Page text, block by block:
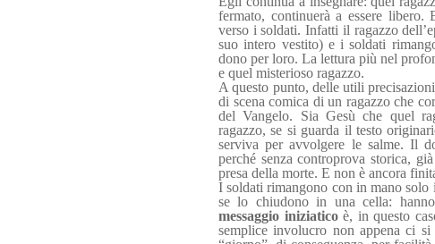
fermato, continuerà a essere
verso i soldati. Infatti il ragazzo
suo intero vestito) e i soldati
dono per loro. La lettura più nel
e quel misterioso ragazzo.
A questo punto, delle utili
di scena comica di un ragazzo che
del Vangelo. Sia Gesù che quel
ragazzo, se si guarda il testo
serviva per avvolgere le salme. Il
perché senza controprova storica,
presa della morte. E non è ancora
I soldati rimangono con in mano solo
se lo chiudono in una cella:
messaggio iniziaticoè, in questo
semplice involucro non appena ci